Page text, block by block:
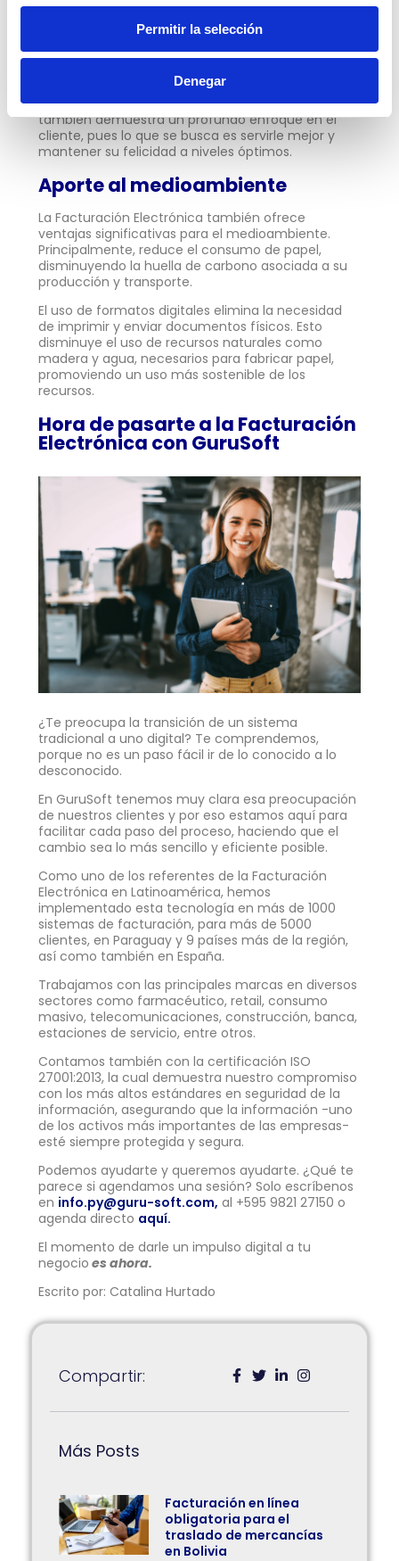
Permitir la selección
Denegar
Su adopción es sin duda una muestra de que la
empresa o negocio que toma esa decisión se
ya que comprende que la digitalización avanza y
es preciso avanzar con ella.
Este paso hacia adelante en el ámbito digital
también demuestra un profundo enfoque en el
cliente, pues lo que se busca es servirle mejor y
mantener su felicidad a niveles óptimos.
Aporte al medioambiente
La Facturación Electrónica también ofrece
ventajas significativas para el medioambiente.
Principalmente, reduce el consumo de papel,
disminuyendo la huella de carbono asociada a su
producción y transporte.
El uso de formatos digitales elimina la necesidad
de imprimir y enviar documentos físicos. Esto
disminuye el uso de recursos naturales como
madera y agua, necesarios para fabricar papel,
promoviendo un uso más sostenible de los
recursos.
Hora de pasarte a la Facturación
Electrónica con GuruSoft
¿Te preocupa la transición de un sistema
tradicional a uno digital? Te comprendemos,
porque no es un paso fácil ir de lo conocido a lo
desconocido.
En GuruSoft tenemos muy clara esa preocupación
de nuestros clientes y por eso estamos aquí para
facilitar cada paso del proceso, haciendo que el
cambio sea lo más sencillo y eficiente posible.
Como uno de los referentes de la Facturación
Electrónica en Latinoamérica, hemos
implementado esta tecnología en más de 1000
sistemas de facturación, para más de 5000
clientes, en Paraguay y 9 países más de la región,
así como también en España.
Trabajamos con las principales marcas en diversos
sectores como farmacéutico, retail, consumo
masivo, telecomunicaciones, construcción, banca,
estaciones de servicio, entre otros.
Contamos también con la certificación ISO
27001:2013, la cual demuestra nuestro compromiso
con los más altos estándares en seguridad de la
información, asegurando que la información -uno
de los activos más importantes de las empresas-
esté siempre protegida y segura.
Podemos ayudarte y queremos ayudarte. ¿Qué te
parece si agendamos una sesión? Solo escríbenos
en info.py@guru-soft.com, al +595 9821 27150 o
agenda directo aquí.
El momento de darle un impulso digital a tu
negocio es ahora.
Escrito por: Catalina Hurtado
Compartir:
Más Posts
Facturación en línea
obligatoria para el
traslado de mercancías
en Bolivia